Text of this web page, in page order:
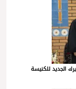
الجديد للكنيسة